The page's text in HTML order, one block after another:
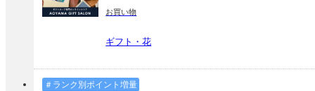
お買い物
ギフト・花
＃ランク別ポイント増量